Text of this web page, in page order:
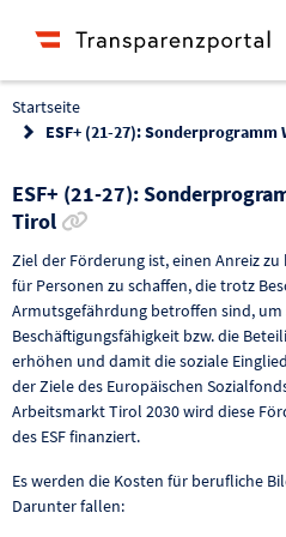
Startseite
ESF+ (21-27):
ESF+ (21-27):
Tirol
Ziel der Förderung ist, einen Anreiz
für Personen zu schaffen, die trotz
Armutsgefährdung betroffen sind, um
Beschäftigungsfähigkeit bzw. die
erhöhen und damit die soziale
der Ziele des Europäischen
Arbeitsmarkt Tirol 2030 wird diese
des ESF finanziert.
Es werden die Kosten für berufliche
Darunter fallen: